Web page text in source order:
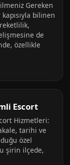
Gereken
bilinen
de
özellikle
Escort
Hizmetleri:
tarihi ve
özel
şirin ilçede,